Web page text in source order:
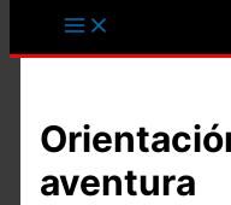
aventura